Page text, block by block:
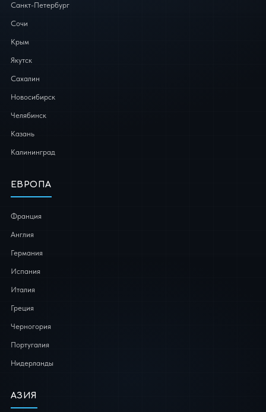
Санкт-Петербург
Сочи
Крым
Якутск
Сахалин
Новосибирск
Челябинск
Казань
Калининград
ЕВРОПА
Франция
Англия
Германия
Испания
Италия
Греция
Черногория
Португалия
Нидерланды
АЗИЯ